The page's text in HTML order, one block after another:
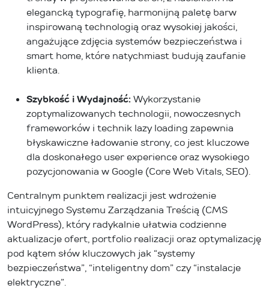
elegancką typografię, harmonijną paletę barw
inspirowaną technologią oraz wysokiej jakości,
angażujące zdjęcia systemów bezpieczeństwa i
smart home, które natychmiast budują zaufanie
klienta.
Szybkość i Wydajność: Wykorzystanie
zoptymalizowanych technologii, nowoczesnych
frameworków i technik lazy loading zapewnia
błyskawiczne ładowanie strony, co jest kluczowe
dla doskonałego user experience oraz wysokiego
pozycjonowania w Google (Core Web Vitals, SEO).
Centralnym punktem realizacji jest wdrożenie
intuicyjnego Systemu Zarządzania Treścią (CMS
WordPress), który radykalnie ułatwia codzienne
aktualizacje ofert, portfolio realizacji oraz optymalizację
pod kątem słów kluczowych jak “systemy
bezpieczeństwa”, “inteligentny dom” czy “instalacje
elektryczne”.